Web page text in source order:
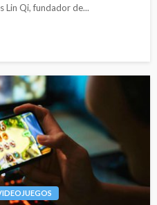
Lin Qi, fundador de...